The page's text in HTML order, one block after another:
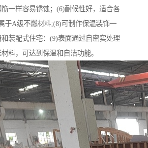
一样容易锈蚀；(6)耐候性好，适合各
于A级不燃材料;(8)可制作保温装饰一
装配式住宅：(9)表面通过自密实处理
料，可达到保温和自洁功能。